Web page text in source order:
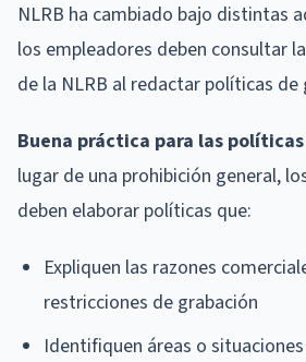
NLRB ha cambiado bajo distintas
los empleadores deben consultar
de la NLRB al redactar políticas de
Buena práctica para las
lugar de una prohibición general,
deben elaborar políticas que:
Expliquen las razones
restricciones de grabación
Identifiquen áreas o